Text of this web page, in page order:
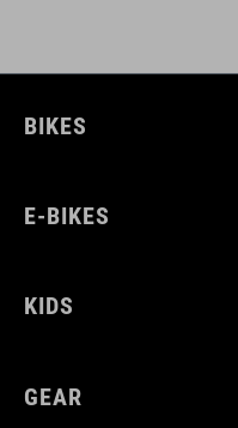
BIKES
E-BIKES
KIDS
GEAR